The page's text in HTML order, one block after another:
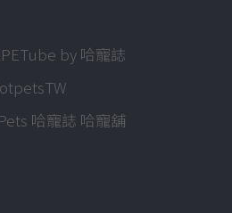
by 哈寵誌
哈寵誌 哈寵舖